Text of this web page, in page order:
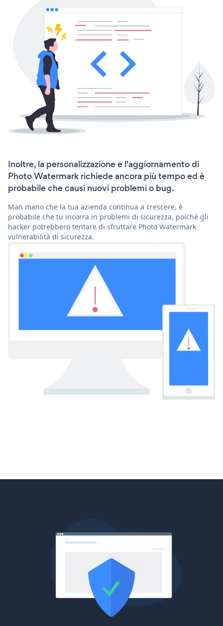
Inoltre, la personalizzazione e l'aggiornamento di
Photo Watermark richiede ancora più tempo ed è
probabile che causi nuovi problemi o bug.
Man mano che la tua azienda continua a crescere, è
probabile che tu incorra in problemi di sicurezza, poiché gli
hacker potrebbero tentare di sfruttare Photo Watermark
vulnerabilità di sicurezza.